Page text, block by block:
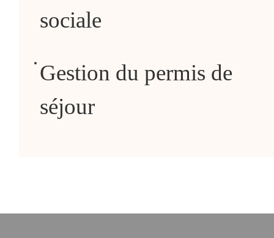
sociale
Gestion du permis de
séjour